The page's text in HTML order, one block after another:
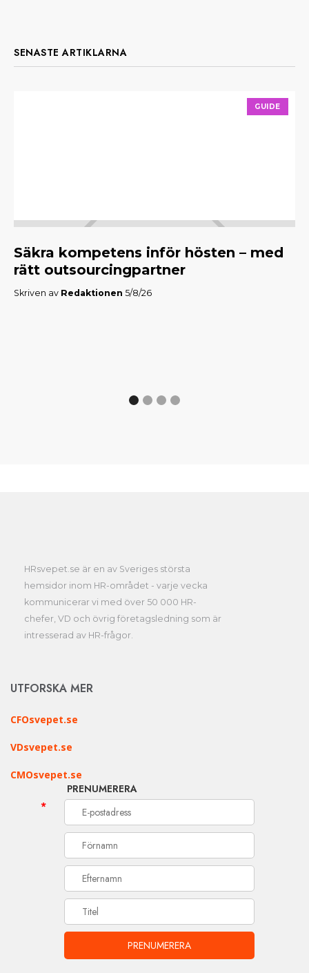
SENASTE ARTIKLARNA
GUIDE
Säkra kompetens inför hösten – med
rätt outsourcingpartner
Skriven av Redaktionen 5/8/26
HRsvepet.se är en av Sveriges största
hemsidor inom HR-området - varje vecka
kommunicerar vi med över 50 000 HR-
chefer, VD och övrig företagsledning som är
intresserad av HR-frågor.
UTFORSKA MER
CFOsvepet.se
VDsvepet.se
CMOsvepet.se
PRENUMERERA
*